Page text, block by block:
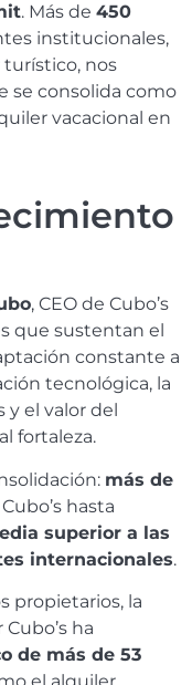
. Más de 450
institucionales,
nos
se consolida como
vacacional en
, CEO de Cubo’s
que sustentan el
constante a
tecnológica, la
el valor del
fortaleza.
más de
hasta
superior a las
internacionales.
propietarios, la
ha
de más de 53